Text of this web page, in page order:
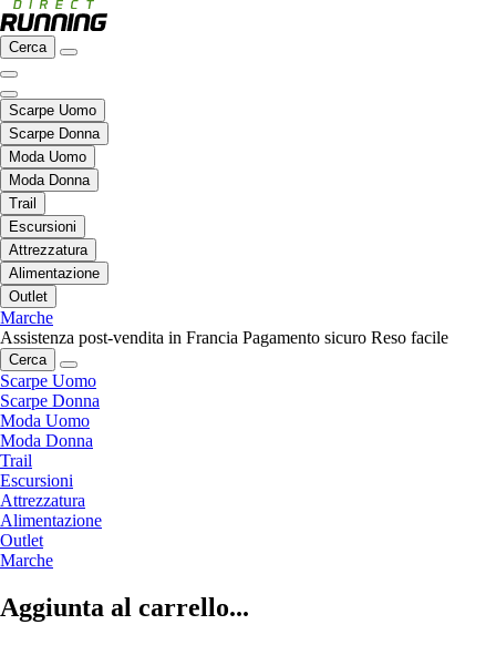
Cerca
Scarpe Uomo
Scarpe Donna
Moda Uomo
Moda Donna
Trail
Escursioni
Attrezzatura
Alimentazione
Outlet
Marche
Assistenza post-vendita in Francia Pagamento sicuro Reso facile
Cerca
Scarpe Uomo
Scarpe Donna
Moda Uomo
Moda Donna
Trail
Escursioni
Attrezzatura
Alimentazione
Outlet
Marche
Aggiunta al carrello...